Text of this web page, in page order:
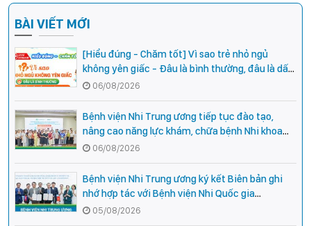
BÀI VIẾT MỚI
[Hiểu đúng - Chăm tốt] Vì sao trẻ nhỏ ngủ
không yên giấc - Đâu là bình thường, đâu là dấu
hiệu cần đi khám ngay?
06/08/2026
Bệnh viện Nhi Trung ương tiếp tục đào tạo,
nâng cao năng lực khám, chữa bệnh Nhi khoa
cho cán bộ y tế tại các tỉnh miền núi phía Bắc
06/08/2026
Bệnh viện Nhi Trung ương ký kết Biên bản ghi
nhớ hợp tác với Bệnh viện Nhi Quốc gia
Campuchia
05/08/2026